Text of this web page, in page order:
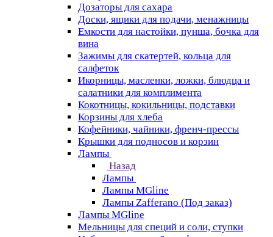
Дозаторы для сахара
Доски, ящики для подачи, менажницы
Емкости для настойки, пунша, бочка для
вина
Зажимы для скатертей, кольца для
салфеток
Икорницы, масленки, ложки, блюдца и
салатники для комплимента
Кокотницы, кокильницы, подставки
Корзины для хлеба
Кофейники, чайники, френч-прессы
Крышки для подносов и корзин
Лампы
Назад
Лампы
Лампы MGline
Лампы Zafferano (Под заказ)
Лампы MGline
Мельницы для специй и соли, ступки